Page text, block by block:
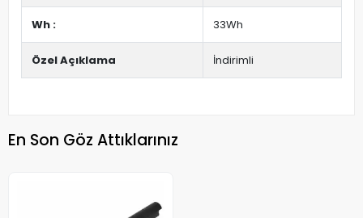
Wh : 33Wh
Özel Açıklama İndirimli
En Son Göz Attıklarınız